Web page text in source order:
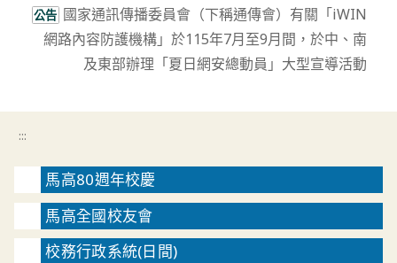
公告 國家通訊傳播委員會（下稱通傳會）有關「iWIN
網路內容防護機構」於115年7月至9月間，於中、南
及東部辦理「夏日網安總動員」大型宣導活動
:::
馬高80週年校慶
馬高全國校友會
校務行政系統(日間)